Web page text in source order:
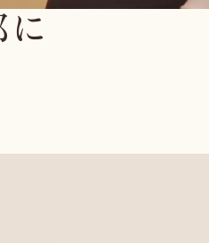
に